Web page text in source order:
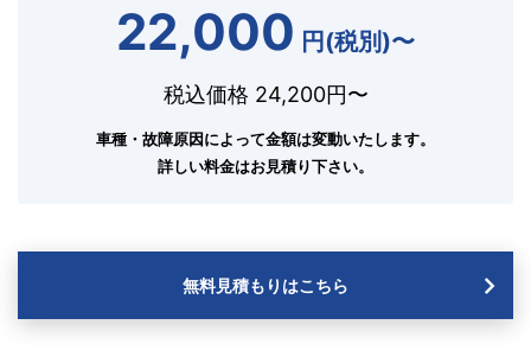
22,000 円(税別)〜
税込価格 24,200円〜
車種・故障原因によって金額は変動いたします。
詳しい料金はお見積り下さい。
無料見積もりはこちら